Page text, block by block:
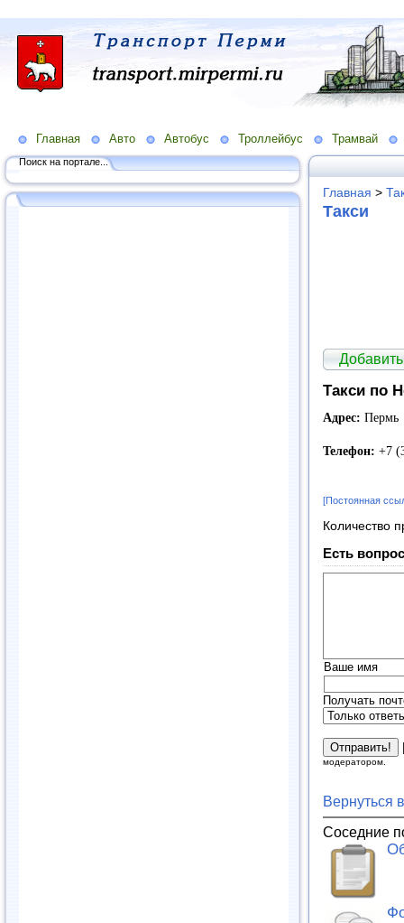
Главная Авто Автобус Троллейбус Трамвай
Поиск на портале...
Главная >
Такси
Добавить
Такси по
Адрес: Пермь
Телефон: +7
[Постоянная
Количество
Есть
Ваше имя
Получать
модератором.
Вернуться
Соседние